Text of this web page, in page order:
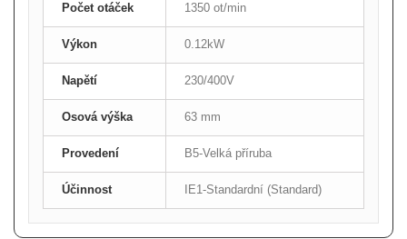
Počet otáček 1350 ot/min
Výkon 0.12kW
Napětí 230/400V
Osová výška 63 mm
Provedení B5-Velká příruba
Účinnost IE1-Standardní (Standard)